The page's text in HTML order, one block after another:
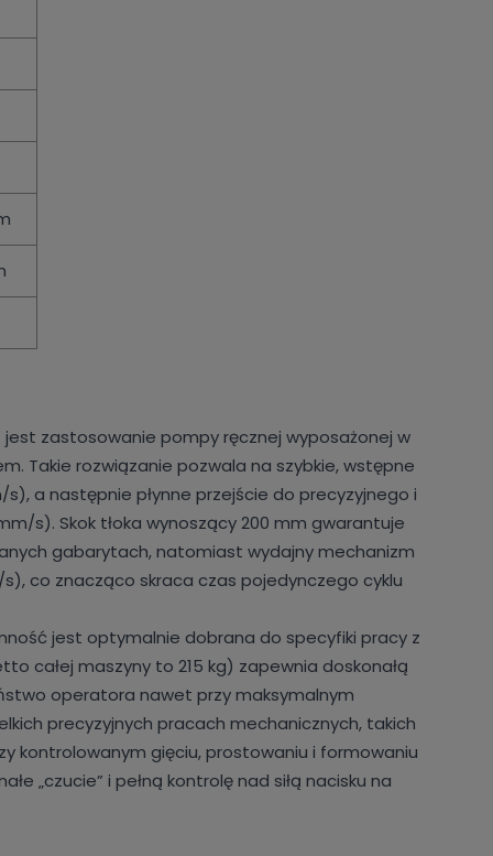
zastosowanie pompy ręcznej wyposażonej w
Takie rozwiązanie pozwala na szybkie, wstępne
a następnie płynne przejście do precyzyjnego i
s). Skok tłoka wynoszący 200 mm gwarantuje
gabarytach, natomiast wydajny mechanizm
co znacząco skraca czas pojedynczego cyklu
jest optymalnie dobrana do specyfiki pracy z
całej maszyny to 215 kg) zapewnia doskonałą
operatora nawet przy maksymalnym
precyzyjnych pracach mechanicznych, takich
kontrolowanym gięciu, prostowaniu i formowaniu
„czucie” i pełną kontrolę nad siłą nacisku na